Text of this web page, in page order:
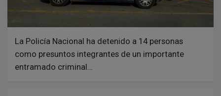
La Policía Nacional ha detenido a 14 personas
como presuntos integrantes de un importante
entramado criminal…